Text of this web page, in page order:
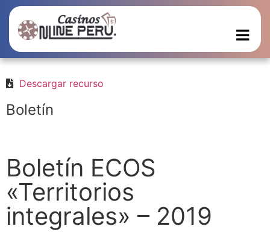
Descargar recurso
Boletín
Boletín ECOS
«Territorios
integrales» – 2019